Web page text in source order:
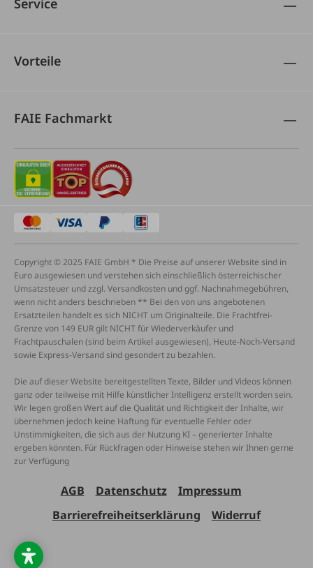
Service
Vorteile
FAIE Fachmarkt
Copyright © 2025 FAIE GmbH * Die Preise auf unserer Website sind in
Euro ausgewiesen und verstehen sich einschließlich österreichischer
Umsatzsteuer und zzgl. Versandkosten und ggf. Nachnahmegebühren,
wenn nicht anders beschrieben ** Bei den von uns angebotenen
Ersatzteilen handelt es sich NICHT um Originalteile. Die Frachtfrei-
Grenze von 149 EUR gilt NICHT für Wiederverkäufer und
Frachtpauschalen (sind beim Artikel ausgewiesen), Heute-Noch-Versand
sowie Express-Versand sind gesondert zu bezahlen.
Die auf dieser Website bereitgestellten Texte, Bilder und Videos können
ganz oder teilweise mit Hilfe künstlicher Intelligenz erstellt worden sein.
Wir legen großen Wert auf die Qualität und Richtigkeit der Inhalte, wir
übernehmen jedoch keine Haftung für eventuelle Fehler oder
Unstimmigkeiten, die sich aus der Nutzung KI – generierter Inhalte
ergeben könnten. Für Rückfragen oder Hinweise stehen wir Ihnen gerne
zur Verfügung
AGB Datenschutz
Impressum
Barrierefreiheitserklärung
Widerruf